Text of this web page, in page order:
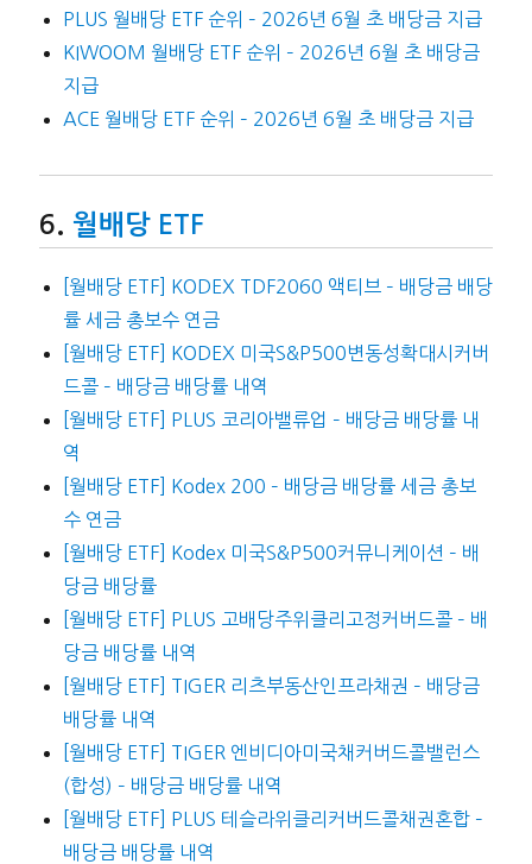
PLUS 월배당 ETF 순위 – 2026년 6월 초 배당금 지급
KIWOOM 월배당 ETF 순위 – 2026년 6월 초 배당금
지급
ACE 월배당 ETF 순위 – 2026년 6월 초 배당금 지급
월배당 ETF
[월배당 ETF] KODEX TDF2060 액티브 – 배당금 배당
률 세금 총보수 연금
[월배당 ETF] KODEX 미국S&P500변동성확대시커버
드콜 – 배당금 배당률 내역
[월배당 ETF] PLUS 코리아밸류업 – 배당금 배당률 내
역
[월배당 ETF] Kodex 200 – 배당금 배당률 세금 총보
수 연금
[월배당 ETF] Kodex 미국S&P500커뮤니케이션 – 배
당금 배당률
[월배당 ETF] PLUS 고배당주위클리고정커버드콜 – 배
당금 배당률 내역
[월배당 ETF] TIGER 리츠부동산인프라채권 – 배당금
배당률 내역
[월배당 ETF] TIGER 엔비디아미국채커버드콜밸런스
(합성) – 배당금 배당률 내역
[월배당 ETF] PLUS 테슬라위클리커버드콜채권혼합 –
배당금 배당률 내역